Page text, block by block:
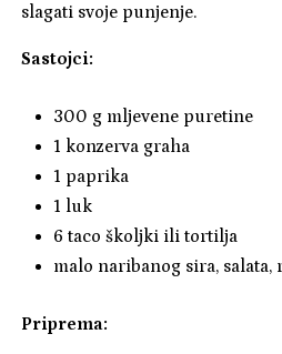
slagati svoje punjenje.
Sastojci:
300 g mljevene puretine
1 konzerva graha
1 paprika
1 luk
6 taco školjki ili tortilja
malo naribanog sira, salata,
Priprema: